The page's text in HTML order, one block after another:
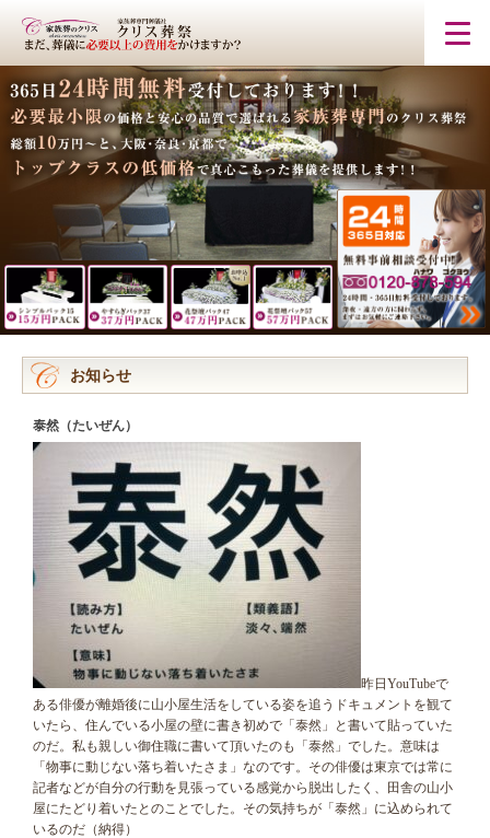
お知らせ
泰然（たいぜん）
昨日YouTubeで
ある俳優が離婚後に山小屋生活をしている姿を追うドキュメントを観て
いたら、住んでいる小屋の壁に書き初めで「泰然」と書いて貼っていた
のだ。私も親しい御住職に書いて頂いたのも「泰然」でした。意味は
「物事に動じない落ち着いたさま」なのです。その俳優は東京では常に
記者などが自分の行動を見張っている感覚から脱出したく、田舎の山小
屋にたどり着いたとのことでした。その気持ちが「泰然」に込められて
いるのだ（納得）